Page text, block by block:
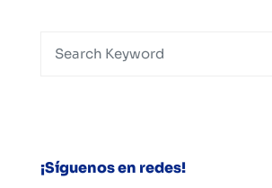
¡Síguenos en redes!